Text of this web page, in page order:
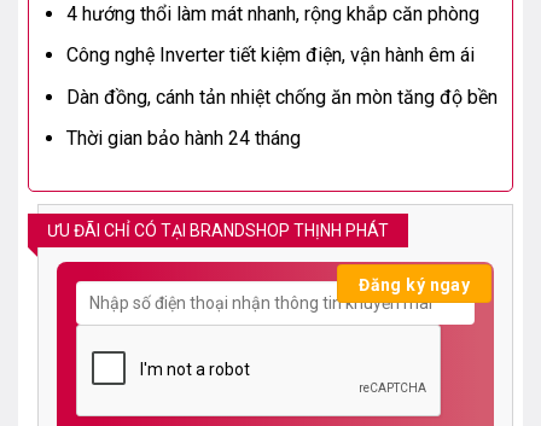
4 hướng thổi làm mát nhanh, rộng khắp căn phòng
Công nghệ Inverter tiết kiệm điện, vận hành êm ái
Dàn đồng, cánh tản nhiệt chống ăn mòn tăng độ bền
Thời gian bảo hành 24 tháng
ƯU ĐÃI CHỈ CÓ TẠI BRANDSHOP THỊNH PHÁT